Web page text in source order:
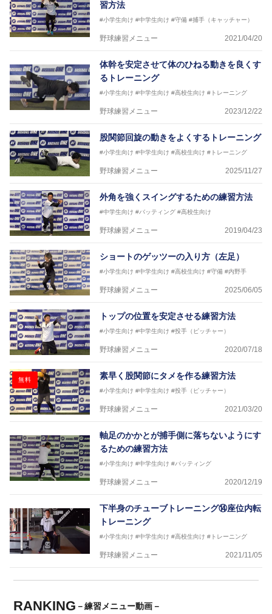
習方法
#小学生向け #中学生向け #守備 #捕手（キャッチャー）
野球練習メニュー 2021/04/20
体幹を安定させて体のひねる動きを良くす
るトレーニング
#小学生向け #中学生向け #高校生向け #トレーニング
野球練習メニュー 2023/12/22
股関節回旋の動きをよくするトレーニング
#小学生向け #中学生向け #高校生向け #トレーニング
野球練習メニュー 2025/11/27
外角を強くスイングするための練習方法
#中学生向け #バッティング #高校生向け
野球練習メニュー 2019/04/23
ショートのゲッツーの入り方（左足）
#小学生向け #中学生向け #高校生向け #守備 #内野手
野球練習メニュー 2025/06/05
トップの位置を安定させる練習方法
#小学生向け #中学生向け #投手（ピッチャー）
野球練習メニュー 2020/07/18
無料 素早く股関節にタメを作る練習方法
#小学生向け #中学生向け #投手（ピッチャー）
野球練習メニュー 2021/03/20
軸足のかかとが捕手側に落ちないようにす
るための練習方法
#小学生向け #中学生向け #バッティング
野球練習メニュー 2020/12/19
下半身のチューブトレーニング⑭座位内転
トレーニング
#小学生向け #中学生向け #高校生向け #トレーニング
野球練習メニュー 2021/11/05
RANKING －練習メニュー動画－